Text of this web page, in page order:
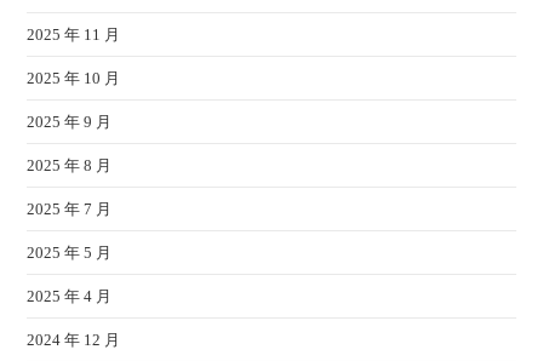
2025 年 11 月
2025 年 10 月
2025 年 9 月
2025 年 8 月
2025 年 7 月
2025 年 5 月
2025 年 4 月
2024 年 12 月